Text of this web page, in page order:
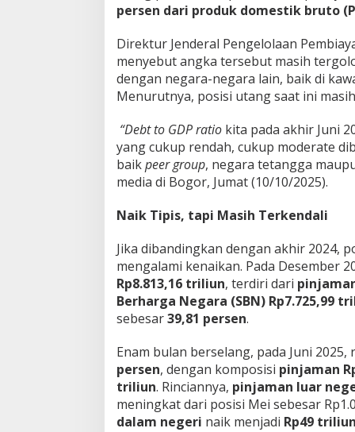
m
a
s
i
h
A
a
n
persen dari produk domestik bruto
Direktur Jenderal Pengelolaan
menyebut angka tersebut masih
dengan negara-negara lain, baik di
Menurutnya, posisi utang saat ini
“Debt to GDP ratio kita pada akhir Juni
yang cukup rendah, cukup moderate
baikpeer group, negara tetangga
media di Bogor, Jumat (10/10/2025).
Naik Tipis, tapi Masih Terkendali
Jika dibandingkan dengan akhir 2024,
mengalami kenaikan. Pada Desember
Rp8.813,16 triliun, terdiri dari
Berharga Negara (SBN) Rp7.725,99
sebesar39,81 persen.
Enam bulan berselang, pada Juni
persen, dengan komposisi pinjaman
triliun. Rinciannya, pinjaman luar
meningkat dari posisi Mei sebesar
dalam negeri naik menjadi Rp49 triliun